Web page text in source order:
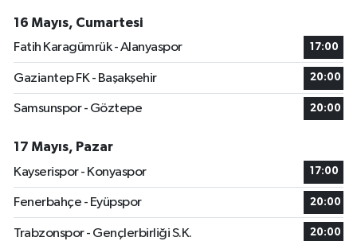
16 Mayıs, Cumartesi
Fatih Karagümrük - Alanyaspor
17:00
Gaziantep FK - Başakşehir 20:00
Samsunspor - Göztepe 20:00
17 Mayıs, Pazar
Kayserispor - Konyaspor
17:00
Fenerbahçe - Eyüpspor 20:00
Trabzonspor - Gençlerbirliği S.K. 20:00